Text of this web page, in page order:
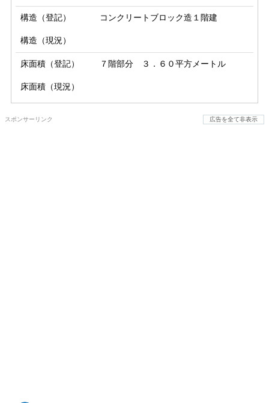
構造（登記） コンクリートブロック造１階建
構造（現況）
床面積（登記） ７階部分　３．６０平方メートル
床面積（現況）
スポンサーリンク 広告を全て非表示